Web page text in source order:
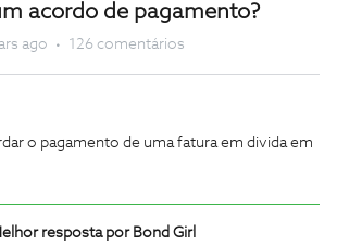
acordo de pagamento?
ago 126 comentários
o pagamento de uma fatura em divida em
resposta porBond Girl